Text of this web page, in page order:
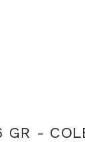
GR -